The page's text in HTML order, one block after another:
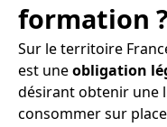
formation ?
Sur le territoire
est uneobligation
désirant obtenir une
consommer sur